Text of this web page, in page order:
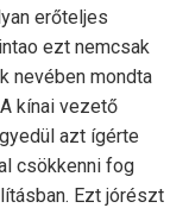
erőteljes
ezt nemcsak
nevében mondta
kínai vezető
azt ígérte
csökkenni fog
Ezt jórészt